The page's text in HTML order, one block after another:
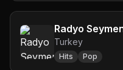
Radyo
Turkey
Hits Pop